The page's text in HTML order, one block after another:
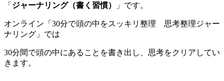
「 ジャーナリング（書く習慣） 」です。
オンライン「30分で頭の中をスッキリ整理 思考整理ジャー
ナリング」では
30分間で頭の中にあることを書き出し、思考をクリアしてい
きます。